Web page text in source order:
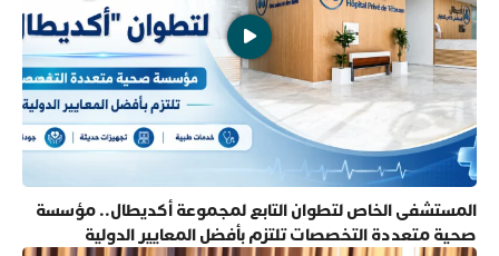
المستشفى الخاص لتطوان التابع لمجموعة أكديطال.. مؤسسة
صحية متعددة التخصصات تلتزم بأفضل المعايير الدولية